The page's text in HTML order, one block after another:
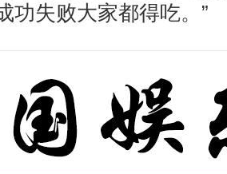
功失败大家都得吃。”